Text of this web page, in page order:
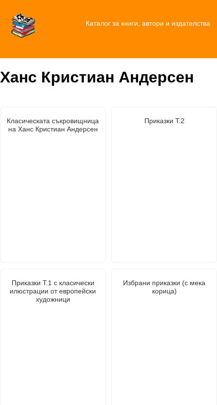
Каталог за книги, автори и издателства
Ханс Кристиан Андерсен
Класическата съкровищница
на Ханс Кристиан Андерсен
Приказки Т.2
Приказки Т.1 с класически
илюстрации от европейски
художници
Избрани приказки (с мека
корица)